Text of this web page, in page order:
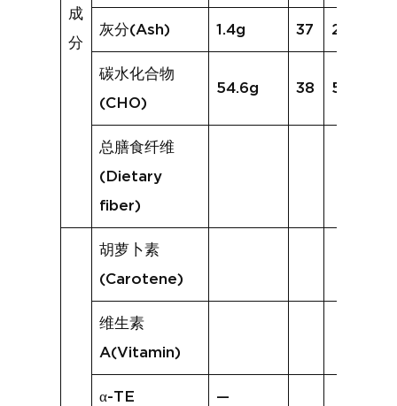
成
分
灰分(Ash) 1.4g 37 2.4g
碳水化合物
(CHO)
54.6g 38 50.0g
总膳食纤维
(Dietary
fiber)
胡萝卜素
(Carotene)
维生素
A(Vitamin)
α-TE —